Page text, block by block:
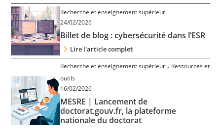
Recherche et enseignement supérieur
24/02/2026
Billet de blog : cybersécurité dans l’ESR
Lire l'article complet
Recherche et enseignement supérieur , Ressources et
outils
16/02/2026
MESRE | Lancement de
doctorat.gouv.fr, la plateforme
nationale du doctorat